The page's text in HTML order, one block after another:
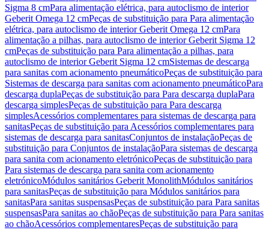
Sigma 8 cmPara alimentação elétrica, para autoclismo de interior
Geberit Omega 12 cmPeças de substituição para Para alimentação
elétrica, para autoclismo de interior Geberit Omega 12 cmPara
alimentação a pilhas, para autoclismo de interior Geberit Sigma 12
cmPeças de substituição para Para alimentação a pilhas, para
autoclismo de interior Geberit Sigma 12 cmSistemas de descarga
para sanitas com acionamento pneumáticoPeças de substituição para
Sistemas de descarga para sanitas com acionamento pneumáticoPara
descarga duplaPeças de substituição para Para descarga duplaPara
descarga simplesPeças de substituição para Para descarga
simplesAcessórios complementares para sistemas de descarga para
sanitasPeças de substituição para Acessórios complementares para
sistemas de descarga para sanitasConjuntos de instalaçãoPeças de
substituição para Conjuntos de instalaçãoPara sistemas de descarga
para sanita com acionamento eletrónicoPeças de substituição para
Para sistemas de descarga para sanita com acionamento
eletrónicoMódulos sanitários Geberit MonolithMódulos sanitários
para sanitasPeças de substituição para Módulos sanitários para
sanitasPara sanitas suspensasPeças de substituição para Para sanitas
suspensasPara sanitas ao chãoPeças de substituição para Para sanitas
ao chãoAcessórios complementaresPeças de substituição para